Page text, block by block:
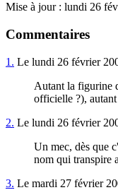
Mise à jour : lundi 26
Commentaires
1. Le lundi 26 février
Autant la figurine
officielle ?),
2. Le lundi 26 février
Un mec, dès que
nom qui transpire
3. Le mardi 27 février